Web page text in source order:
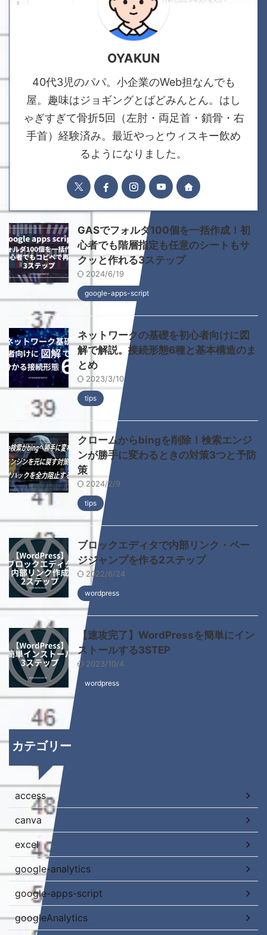
OYAKUN
40代3児のパパ。小企業のWeb担なんでも
屋。趣味はジョギングとばどみんとん。はし
ゃぎすぎて骨折5回（左肘・両足首・鎖骨・右
手首）経験済み。最近やっとウィスキー飲め
るようになりました。
GASでフォルダ100個を一括作成！初
心者でも階層指定も任意のシートもサ
クッと作れる3ステップ
2024/6/19
google-apps-script
ネットワークの基礎を初心者向けに図
解で解説。接続形態6種と基本構造のま
とめ
2023/3/10
tips
クロームからbingを削除！検索エンジ
ンが勝手に変わるときの対策3つと予防
策
2024/2/9
tips
ブロックエディタで内部リンク・ペー
ジジャンプを作る2ステップ
2022/6/24
wordpress
【速攻完了】WordPressを簡単にイン
ストールする3STEP
2023/10/4
wordpress
カテゴリー
access
canva
excel
google-analytics
google-apps-script
googleAnalytics